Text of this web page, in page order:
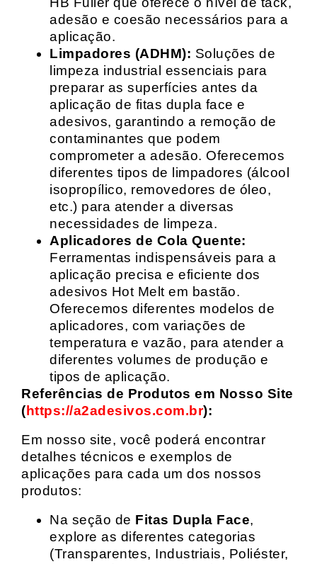
adesão e coesão necessários para a
aplicação.
Limpadores (ADHM): Soluções de
limpeza industrial essenciais para
preparar as superfícies antes da
aplicação de fitas dupla face e
adesivos, garantindo a remoção de
contaminantes que podem
comprometer a adesão. Oferecemos
diferentes tipos de limpadores (álcool
isopropílico, removedores de óleo,
etc.) para atender a diversas
necessidades de limpeza.
Aplicadores de Cola Quente:
Ferramentas indispensáveis para a
aplicação precisa e eficiente dos
adesivos Hot Melt em bastão.
Oferecemos diferentes modelos de
aplicadores, com variações de
temperatura e vazão, para atender a
diferentes volumes de produção e
tipos de aplicação.
Referências de Produtos em Nosso Site
(https://a2adesivos.com.br):
Em nosso site, você poderá encontrar
detalhes técnicos e exemplos de
aplicações para cada um dos nossos
produtos:
Na seção de Fitas Dupla Face,
explore as diferentes categorias
(Transparentes, Industriais, Poliéster,